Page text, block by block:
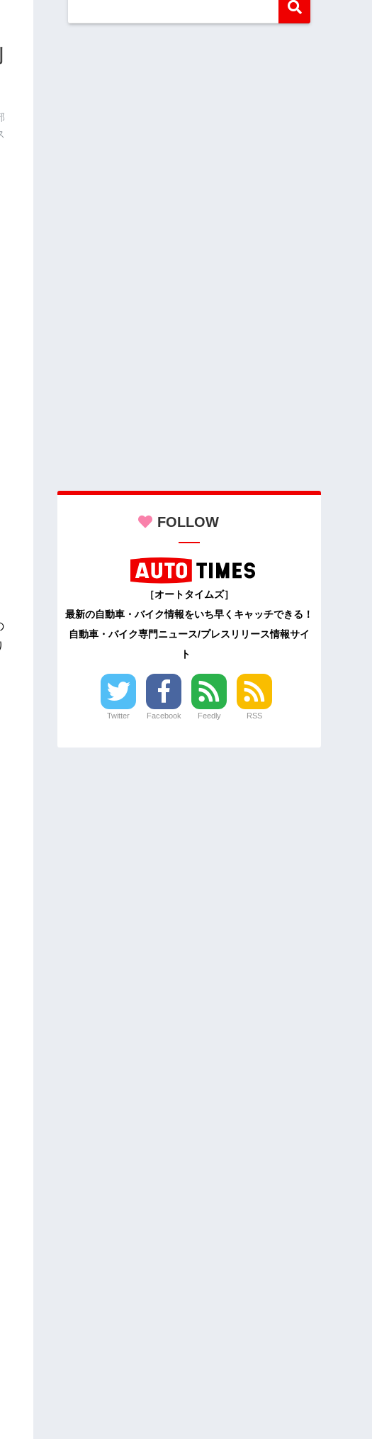
FOLLOW
［オートタイムズ］
最新の自動車・バイク情報をいち早くキャッチできる！
自動車・バイク専門ニュース/プレスリリース情報サイ
ト
Twitter Facebook Feedly RSS